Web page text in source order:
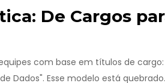
De Cargos
com base em títulos de
Dados". Esse modelo está